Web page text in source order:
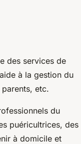
des services de
à la gestion du
etc.
du
puéricultrices, des
à domicile et